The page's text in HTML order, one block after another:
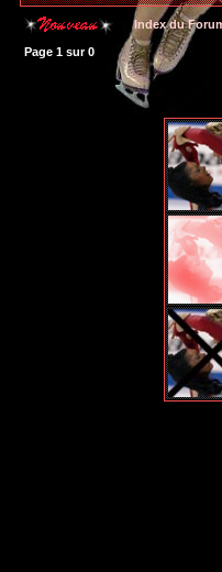
Index du
Page 1 sur0